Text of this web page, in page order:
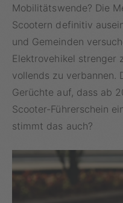
Mobilitätswende? Die
Scootern definitiv
und Gemeinden
Elektrovehikel strenger
vollends zu verbannen.
Gerüchte auf, dass ab
Scooter-Führerschein
stimmt das auch?